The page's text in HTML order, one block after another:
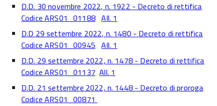
D.D. 30 novembre 2022, n. 1922 - Decreto di rettifica
Codice ARS01_01188 All. 1
D.D 29 settembre 2022, n. 1480 - Decreto di rettifica
Codice ARS01_00945 All. 1
D.D. 29 settembre 2022, n. 1478 - Decreto di rettifica
Codice ARS01_01137 All. 1
D.D. 21 settembre 2022, n. 1448 - Decreto di proroga
Codice ARS01_00871